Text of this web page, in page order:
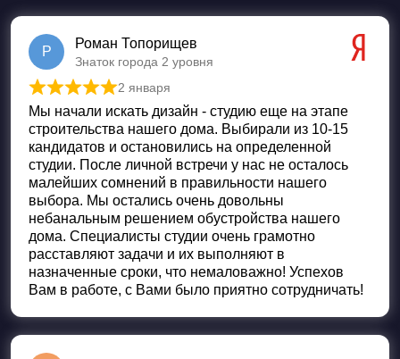
Р
Роман Топорищев
Знаток города 2 уровня
Оценка 5из 5
2 января
Мы начали искать дизайн - студию еще на этапе
строительства нашего дома. Выбирали из 10-15
кандидатов и остановились на определенной
студии. После личной встречи у нас не осталось
малейших сомнений в правильности нашего
выбора. Мы остались очень довольны
небанальным решением обустройства нашего
дома. Специалисты студии очень грамотно
расставляют задачи и их выполняют в
назначенные сроки, что немаловажно! Успехов
Вам в работе, с Вами было приятно сотрудничать!